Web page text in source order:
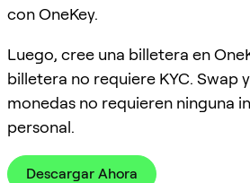
con OneKey.
Luego, cree una billetera en
billetera no requiere KYC. Swap
monedas no requieren ninguna
personal.
Descargar Ahora